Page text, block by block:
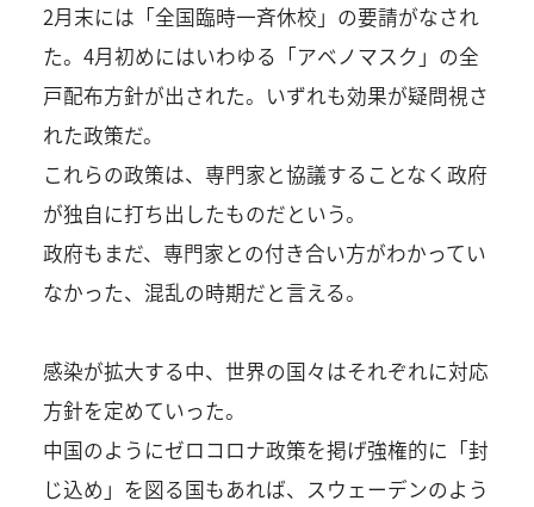
2月末には「全国臨時一斉休校」の要請がなされ
た。4月初めにはいわゆる「アベノマスク」の全
戸配布方針が出された。いずれも効果が疑問視さ
れた政策だ。
これらの政策は、専門家と協議することなく政府
が独自に打ち出したものだという。
政府もまだ、専門家との付き合い方がわかってい
なかった、混乱の時期だと言える。
感染が拡大する中、世界の国々はそれぞれに対応
方針を定めていった。
中国のようにゼロコロナ政策を掲げ強権的に「封
じ込め」を図る国もあれば、スウェーデンのよう